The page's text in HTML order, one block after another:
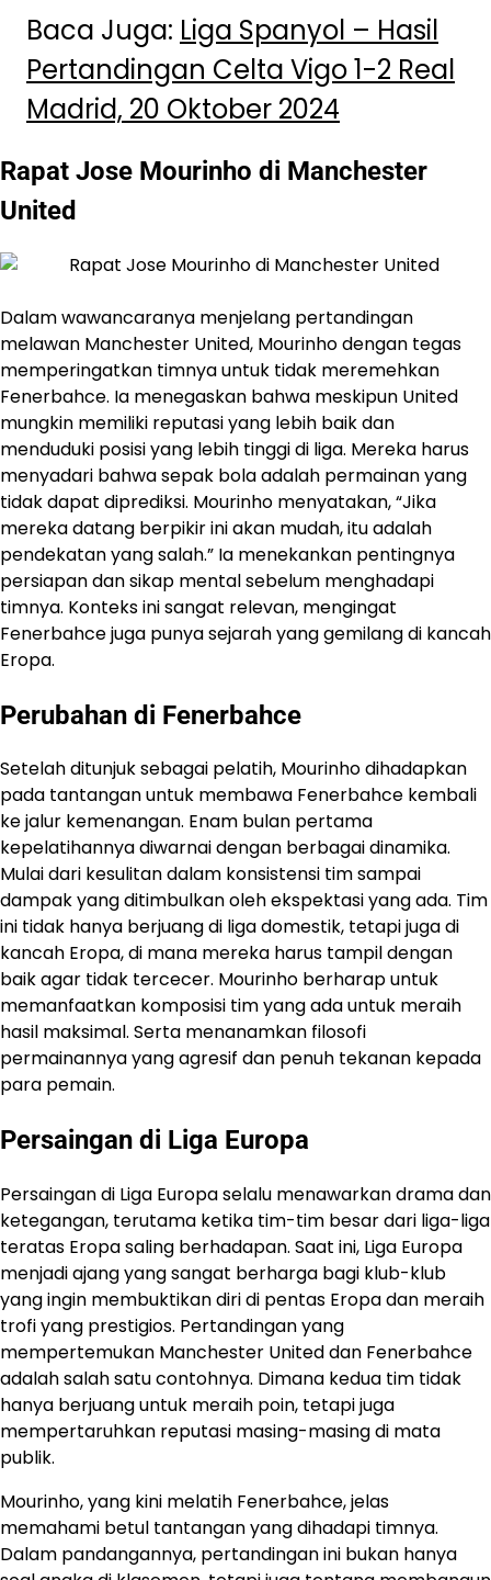
Baca Juga: Liga Spanyol – Hasil
Pertandingan Celta Vigo 1-2 Real
Madrid, 20 Oktober 2024
Rapat Jose Mourinho di Manchester
United
Dalam wawancaranya menjelang pertandingan
melawan Manchester United, Mourinho dengan tegas
memperingatkan timnya untuk tidak meremehkan
Fenerbahce. Ia menegaskan bahwa meskipun United
mungkin memiliki reputasi yang lebih baik dan
menduduki posisi yang lebih tinggi di liga. Mereka harus
menyadari bahwa sepak bola adalah permainan yang
tidak dapat diprediksi. Mourinho menyatakan, “Jika
mereka datang berpikir ini akan mudah, itu adalah
pendekatan yang salah.” Ia menekankan pentingnya
persiapan dan sikap mental sebelum menghadapi
timnya. Konteks ini sangat relevan, mengingat
Fenerbahce juga punya sejarah yang gemilang di kancah
Eropa.
Perubahan di Fenerbahce
Setelah ditunjuk sebagai pelatih, Mourinho dihadapkan
pada tantangan untuk membawa Fenerbahce kembali
ke jalur kemenangan. Enam bulan pertama
kepelatihannya diwarnai dengan berbagai dinamika.
Mulai dari kesulitan dalam konsistensi tim sampai
dampak yang ditimbulkan oleh ekspektasi yang ada. Tim
ini tidak hanya berjuang di liga domestik, tetapi juga di
kancah Eropa, di mana mereka harus tampil dengan
baik agar tidak tercecer. Mourinho berharap untuk
memanfaatkan komposisi tim yang ada untuk meraih
hasil maksimal. Serta menanamkan filosofi
permainannya yang agresif dan penuh tekanan kepada
para pemain.
Persaingan di Liga Europa
Persaingan di Liga Europa selalu menawarkan drama dan
ketegangan, terutama ketika tim-tim besar dari liga-liga
teratas Eropa saling berhadapan. Saat ini, Liga Europa
menjadi ajang yang sangat berharga bagi klub-klub
yang ingin membuktikan diri di pentas Eropa dan meraih
trofi yang prestigios. Pertandingan yang
mempertemukan Manchester United dan Fenerbahce
adalah salah satu contohnya. Dimana kedua tim tidak
hanya berjuang untuk meraih poin, tetapi juga
mempertaruhkan reputasi masing-masing di mata
publik.
Mourinho, yang kini melatih Fenerbahce, jelas
memahami betul tantangan yang dihadapi timnya.
Dalam pandangannya, pertandingan ini bukan hanya